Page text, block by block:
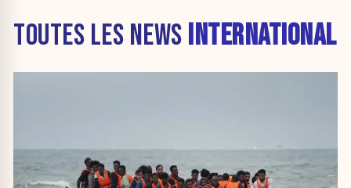
TOUTES LES NEWS INTERNATIONAL